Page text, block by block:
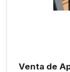
Venta de